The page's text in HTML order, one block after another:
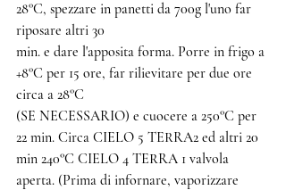
28°C, spezzare in panetti da 700g l'uno far
riposare altri 30
min. e dare l'apposita forma. Porre in frigo a
+8°C per 15 ore, far rilievitare per due ore
circa a 28°C
(SE NECESSARIO) e cuocere a 250°C per
22 min. Circa CIELO 5 TERRA2 ed altri 20
min 240°C CIELO 4 TERRA 1 valvola
aperta. (Prima di infornare, vaporizzare